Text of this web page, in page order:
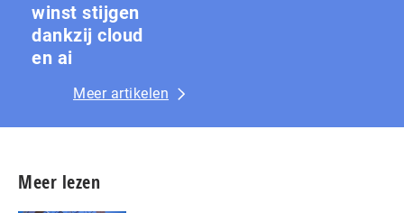
winst stijgen
dankzij cloud
en ai
Meer artikelen
Meer lezen